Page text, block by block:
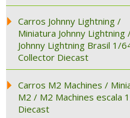
Carros Johnny Lightning /
Miniatura Johnny Lightning
Johnny Lightning Brasil 1/
Collector Diecast
Carros M2 Machines /
M2 / M2 Machines escala
Diecast